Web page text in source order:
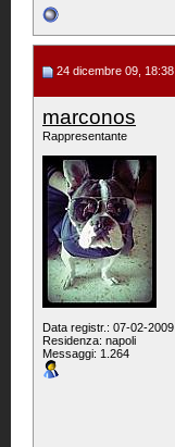
24 dicembre 09, 18:38
marconos
Rappresentante
Data registr.: 07-02-2009
Residenza: napoli
Messaggi: 1.264